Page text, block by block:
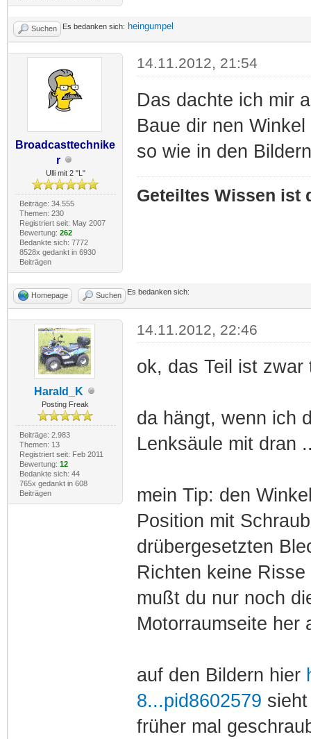
Suchen Es bedanken sich: heingumpel
Broadcasttechnike
r
Ulli mit 2 "L"
Beiträge: 34.555
Themen: 230
Registriert seit: May 2007
Bewertung: 262
Bedankte sich: 7772
8528x gedankt in 6930
Beiträgen
14.11.2012, 21:54
Das dachte ich mir
Baue dir nen
so wie in den
Geteiltes Wissen ist
Homepage Suchen Es bedanken sich:
Harald_K
Posting Freak
Beiträge: 2.983
Themen: 13
Registriert seit: Feb 2011
Bewertung: 12
Bedankte sich: 44
765x gedankt in 608
Beiträgen
14.11.2012, 22:46
ok, das Teil ist
da hängt, wenn ich
Lenksäule mit dran
mein Tip: den
Position mit
drübergesetzten
Richten keine
mußt du nur noch
Motorraumseite her
auf den Bildern hier
8...pid8602579
früher mal